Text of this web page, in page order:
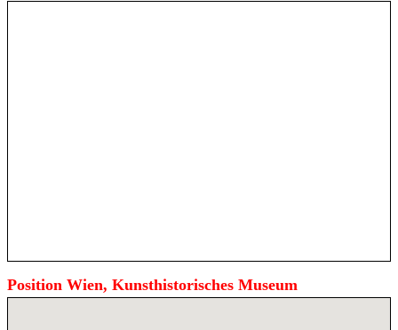
Position Wien, Kunsthistorisches Museum